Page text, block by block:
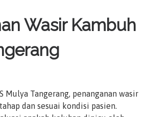
Wasir Kambuh
Mulya Tangerang, penanganan wasir
dan sesuai kondisi pasien.